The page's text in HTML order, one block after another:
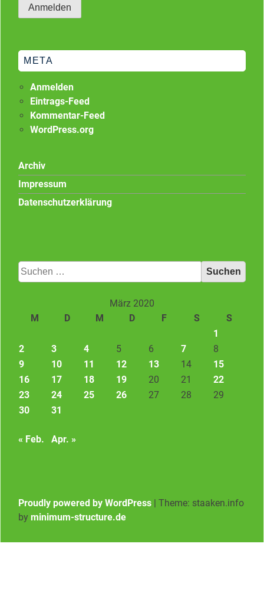
META
Anmelden
Eintrags-Feed
Kommentar-Feed
WordPress.org
Archiv
Impressum
Datenschutzerklärung
Suchen
nach:
März 2020
M
D M D F S
S
1
2
3 4 5 6 7
8
9
10 11 12 13 14
15
16
17 18 19 20 21
22
23
24 25 26 27 28
29
30
31
« Feb. Apr. »
Proudly powered by WordPress | Theme: staaken.info
by minimum-structure.de